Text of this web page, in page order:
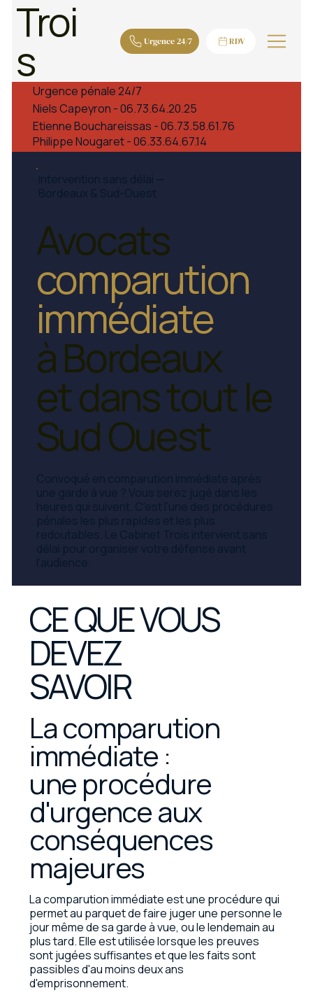
Troi
s Urgence 24/7 RDV
Intervention sans délai —
Bordeaux & Sud-Ouest
Avocats
comparution
immédiate
à Bordeaux
et dans tout le
Sud Ouest
Convoqué en comparution immédiate après
une garde à vue ? Vous serez jugé dans les
heures qui suivent. C'est l'une des procédures
pénales les plus rapides et les plus
redoutables. Le Cabinet Trois intervient sans
délai pour organiser votre défense avant
l'audience.
Urgence pénale 24/7
Philippe Nougaret - 06.33.64.67.14
Etienne Bouchareissas - 06.73.58.61.76
Niels Capeyron - 06.73.64.20.25
CE QUE VOUS
DEVEZ
SAVOIR
La comparution
immédiate :
une procédure
d'urgence aux
conséquences
majeures
La comparution immédiate est une procédure qui
permet au parquet de faire juger une personne le
jour même de sa garde à vue, ou le lendemain au
plus tard. Elle est utilisée lorsque les preuves
sont jugées suffisantes et que les faits sont
passibles d'au moins deux ans
d'emprisonnement.